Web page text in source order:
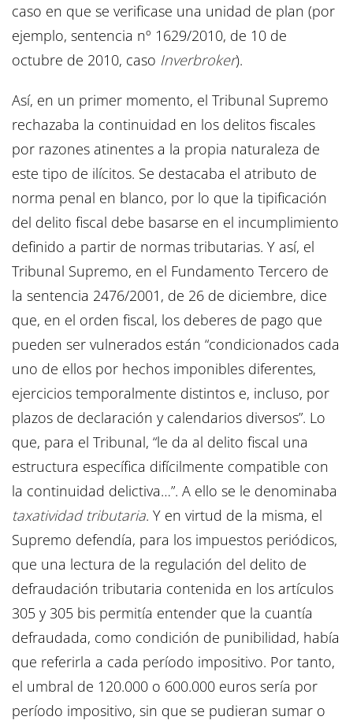
caso en que se verificase una unidad de plan (por
ejemplo, sentencia nº 1629/2010, de 10 de
octubre de 2010, caso Inverbroker).
Así, en un primer momento, el Tribunal Supremo
rechazaba la continuidad en los delitos fiscales
por razones atinentes a la propia naturaleza de
este tipo de ilícitos. Se destacaba el atributo de
norma penal en blanco, por lo que la tipificación
del delito fiscal debe basarse en el incumplimiento
definido a partir de normas tributarias. Y así, el
Tribunal Supremo, en el Fundamento Tercero de
la sentencia 2476/2001, de 26 de diciembre, dice
que, en el orden fiscal, los deberes de pago que
pueden ser vulnerados están “condicionados cada
uno de ellos por hechos imponibles diferentes,
ejercicios temporalmente distintos e, incluso, por
plazos de declaración y calendarios diversos”. Lo
que, para el Tribunal, “le da al delito fiscal una
estructura específica difícilmente compatible con
la continuidad delictiva…”. A ello se le denominaba
taxatividad tributaria. Y en virtud de la misma, el
Supremo defendía, para los impuestos periódicos,
que una lectura de la regulación del delito de
defraudación tributaria contenida en los artículos
305 y 305 bis permitía entender que la cuantía
defraudada, como condición de punibilidad, había
que referirla a cada período impositivo. Por tanto,
el umbral de 120.000 o 600.000 euros sería por
período impositivo, sin que se pudieran sumar o